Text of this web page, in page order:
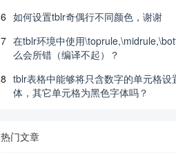
6 如何设置tblr奇偶行不同颜色，谢谢
7 在tblr环境中使用
么会所错（编译不起）？
8 tblr表格中能够将只含数字的单元格设
体，其它单元格为黑色字体吗？
热门文章